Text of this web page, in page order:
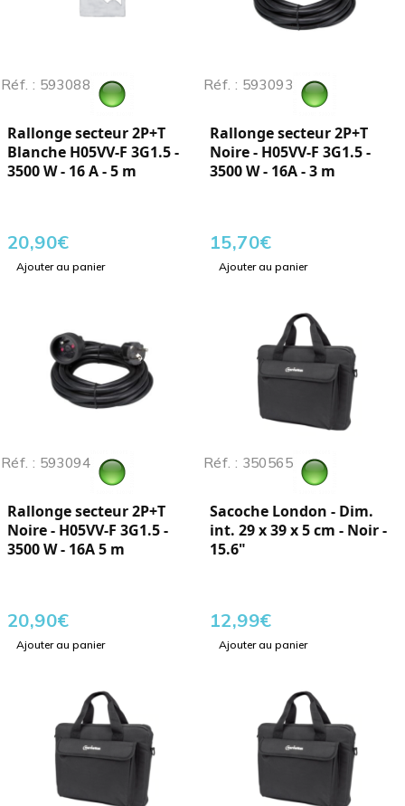
Réf. : 593088
Rallonge secteur 2P+T
Blanche H05VV-F 3G1.5 -
3500 W - 16 A - 5 m
20,90€
Ajouter au panier
Réf. : 593093
Rallonge secteur 2P+T
Noire - H05VV-F 3G1.5 -
3500 W - 16A - 3 m
15,70€
Ajouter au panier
Réf. : 593094
Rallonge secteur 2P+T
Noire - H05VV-F 3G1.5 -
3500 W - 16A 5 m
20,90€
Ajouter au panier
Réf. : 350565
Sacoche London - Dim.
int. 29 x 39 x 5 cm - Noir -
15.6"
12,99€
Ajouter au panier